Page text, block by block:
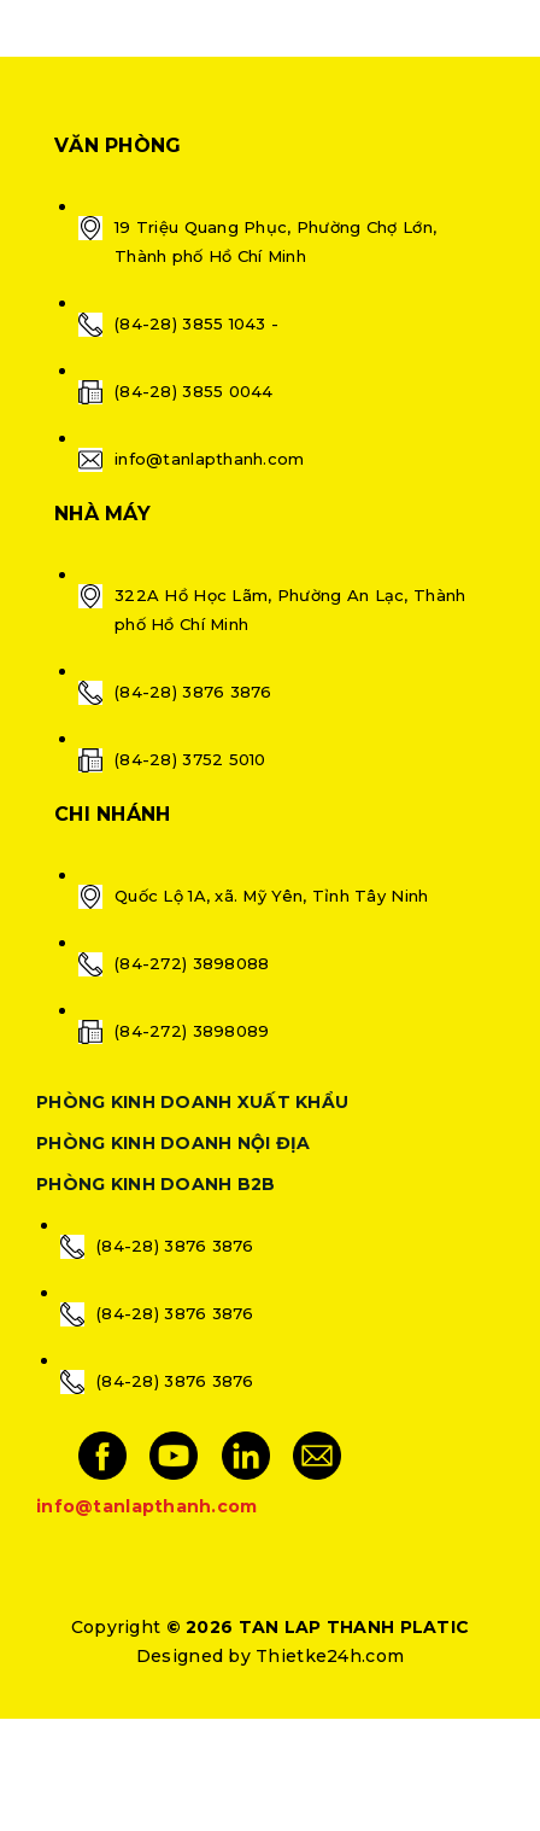
VĂN PHÒNG
19 Triệu Quang Phục, Phường Chợ Lớn,
Thành phố Hồ Chí Minh
(84-28) 3855 1043 -
(84-28) 3855 0044
info@tanlapthanh.com
NHÀ MÁY
322A Hồ Học Lãm, Phường An Lạc, Thành
phố Hồ Chí Minh
(84-28) 3876 3876
(84-28) 3752 5010
CHI NHÁNH
Quốc Lộ 1A, xã. Mỹ Yên, Tỉnh Tây Ninh
(84-272) 3898088
(84-272) 3898089
PHÒNG KINH DOANH XUẤT KHẨU
PHÒNG KINH DOANH NỘI ĐỊA
PHÒNG KINH DOANH B2B
(84-28) 3876 3876
(84-28) 3876 3876
(84-28) 3876 3876
info@tanlapthanh.com
Copyright © 2026 TAN LAP THANH PLATIC
Designed by Thietke24h.com